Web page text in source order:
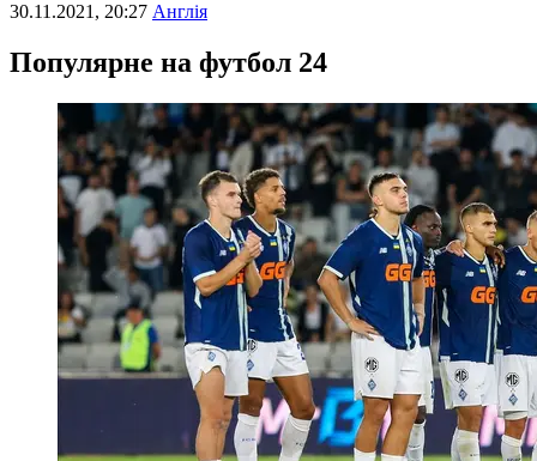
30.11.2021, 20:27 Англія
Популярне на футбол 24